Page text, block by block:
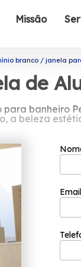
Missão
branco janela
de
banheiro
a beleza
por
custo
para que a
tem a
alumínio
estão